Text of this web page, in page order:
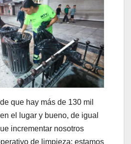
que hay más de 130 mil
el lugar y bueno, de igual
incrementar nosotros
de limpieza; estamos